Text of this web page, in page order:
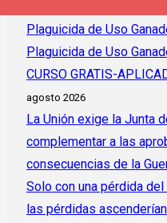
Plaguicida de Uso
Plaguicida de Uso
CURSO GRATIS-
agosto 2026
La Unión exige la Junta
complementar a las
consecuencias de la
Solo con una pérdida
las pérdidas